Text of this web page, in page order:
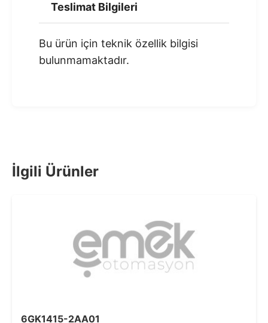
Teslimat Bilgileri
Bu ürün için teknik özellik bilgisi
bulunmamaktadır.
İlgili Ürünler
6GK1415-2AA01